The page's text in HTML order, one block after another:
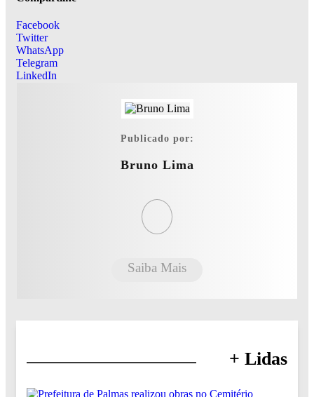
Facebook
Twitter
WhatsApp
Telegram
LinkedIn
Publicado por:
Bruno Lima
Saiba Mais
+ Lidas